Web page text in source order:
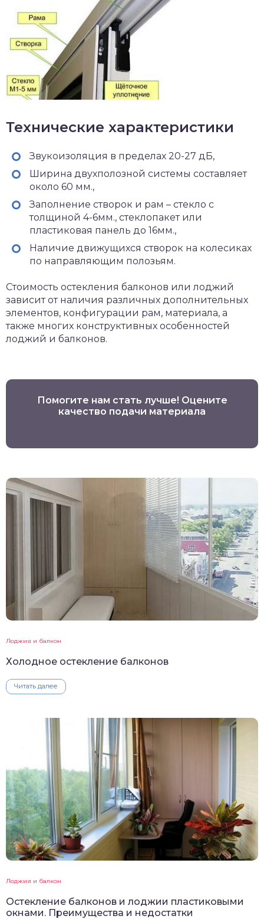
Технические характеристики
Звукоизоляция в пределах 20-27 дБ,
Ширина двухполозной системы составляет
около 60 мм.,
Заполнение створок и рам – стекло с
толщиной 4-6мм., стеклопакет или
пластиковая панель до 16мм.,
Наличие движущихся створок на колесиках
по направляющим полозьям.
Стоимость остекления балконов или лоджий
зависит от наличия различных дополнительных
элементов, конфигурации рам, материала, а
также многих конструктивных особенностей
лоджий и балконов.
Помогите нам стать лучше! Оцените
качество подачи материала
Лоджия и балкон
Холодное остекление балконов
Читать далее
Лоджия и балкон
Остекление балконов и лоджии пластиковыми
окнами. Преимущества и недостатки